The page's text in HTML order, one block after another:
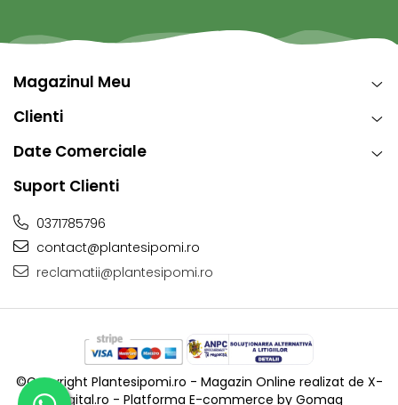
Magazinul Meu
Clienti
Date Comerciale
Suport Clienti
0371785796
contact@plantesipomi.ro
reclamatii@plantesipomi.ro
©Copyright Plantesipomi.ro - Magazin Online realizat de X-
Digital.ro - Platforma E-commerce by Gomag